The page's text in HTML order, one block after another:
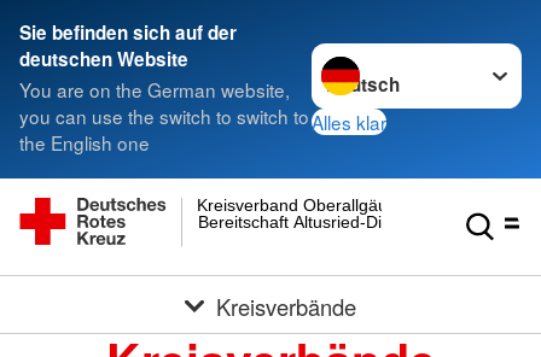
Sie befinden sich auf der
deutschen Website
You are on the German website,
you can use the switch to switch to
the English one
Sprache wechseln zu
Alles klar
Bereitschaft Altusried-Dietmannsried
Kreisverband Oberallgäu
Kreisverbände